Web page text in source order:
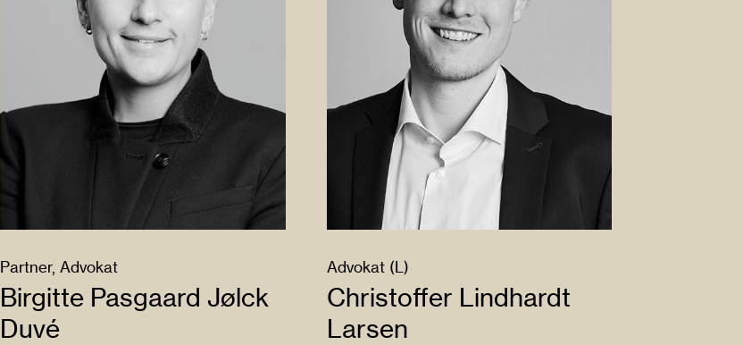
Partner, Advokat
Birgitte Pasgaard Jølck
Duvé
Advokat (L)
Christoffer Lindhardt
Larsen